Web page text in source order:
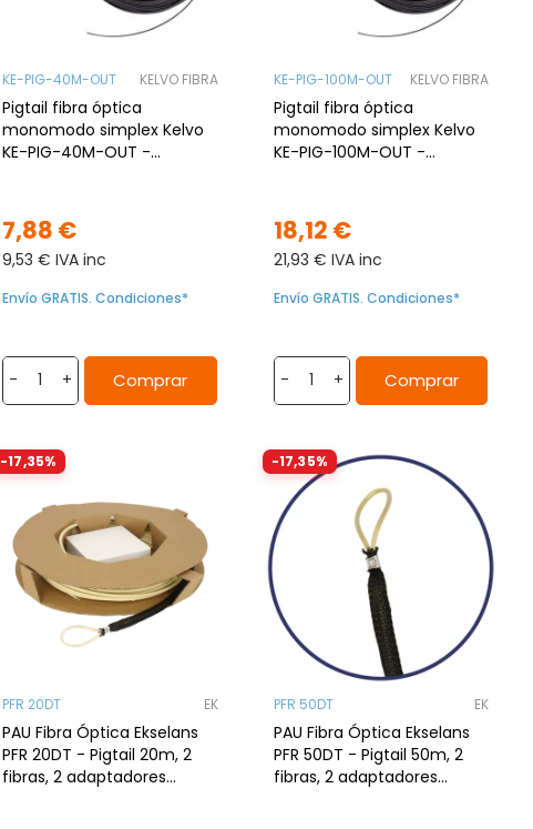
KE-PIG-40M-OUT KELVO FIBRA
Pigtail fibra óptica
monomodo simplex Kelvo
KE-PIG-40M-OUT -
7,88 €
9,53 € IVA inc
Envío GRATIS. Condiciones*
- + Comprar
KE-PIG-100M-OUT KELVO FIBRA
Pigtail fibra óptica
monomodo simplex Kelvo
KE-PIG-100M-OUT -
18,12 €
21,93 € IVA inc
Envío GRATIS. Condiciones*
- + Comprar
-17,35%
PFR 20DT EK
PAU Fibra Óptica Ekselans
PFR 20DT - Pigtail 20m, 2
fibras, 2 adaptadores
-17,35%
PFR 50DT EK
PAU Fibra Óptica Ekselans
PFR 50DT - Pigtail 50m, 2
fibras, 2 adaptadores